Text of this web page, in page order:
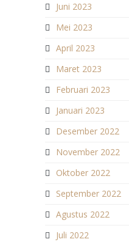
Juni 2023
Mei 2023
April 2023
Maret 2023
Februari 2023
Januari 2023
Desember 2022
November 2022
Oktober 2022
September 2022
Agustus 2022
Juli 2022